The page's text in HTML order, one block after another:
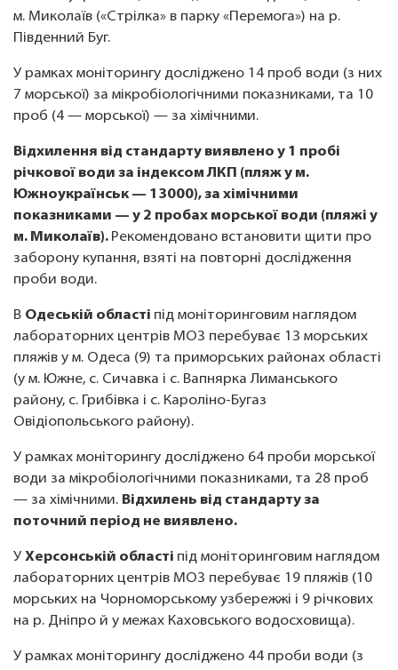
м. Миколаїв («Стрілка» в парку «Перемога») на р.
Південний Буг.
У рамках моніторингу досліджено 14 проб води (з них
7 морської) за мікробіологічними показниками, та 10
проб (4 — морської) — за хімічними.
Відхилення від стандарту виявлено у 1 пробі
річкової води за індексом ЛКП (пляж у м.
Южноукраїнськ — 13000), за хімічними
показниками — у 2 пробах морської води (пляжі у
м. Миколаїв). Рекомендовано встановити щити про
заборону купання, взяті на повторні дослідження
проби води.
В Одеській області під моніторинговим наглядом
лабораторних центрів МОЗ перебуває 13 морських
пляжів у м. Одеса (9) та приморських районах області
(у м. Южне, с. Сичавка і с. Вапнярка Лиманського
району, с. Грибівка і с. Кароліно-Бугаз
Овідіопольського району).
У рамках моніторингу досліджено 64 проби морської
води за мікробіологічними показниками, та 28 проб
— за хімічними. Відхилень від стандарту за
поточний період не виявлено.
У Херсонській області під моніторинговим наглядом
лабораторних центрів МОЗ перебуває 19 пляжів (10
морських на Чорноморському узбережжі і 9 річкових
на р. Дніпро й у межах Каховського водосховища).
У рамках моніторингу досліджено 44 проби води (з